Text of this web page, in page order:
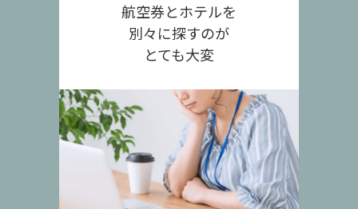
航空券とホテルを
別々に探すのが
とても大変